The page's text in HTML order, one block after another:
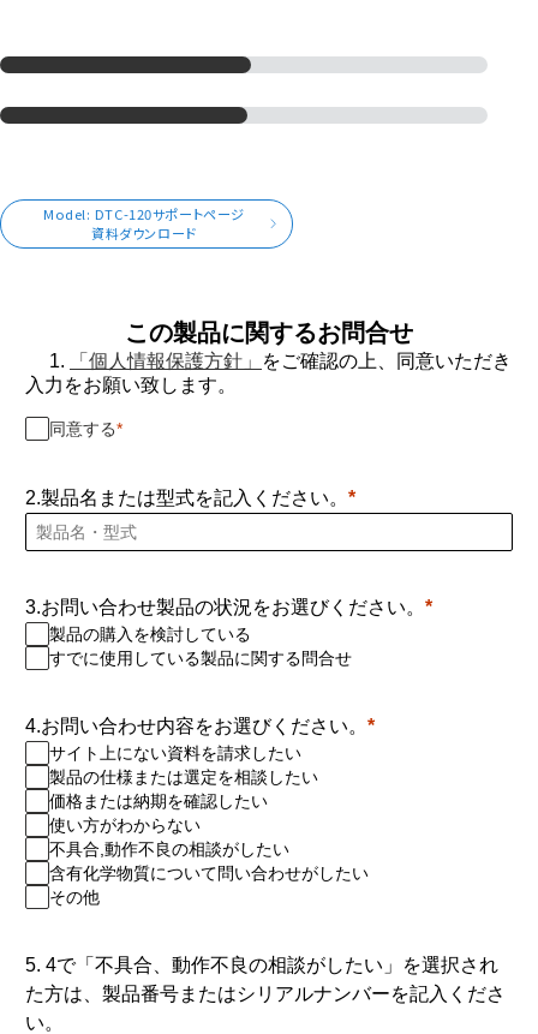
Model: DTC-120サポートページ
資料ダウンロード
この製品に関するお問合せ
1. 「個人情報保護方針」
をご確認の上、同意いただき
入力をお願い致します。
同意する
2.製品名または型式を記入ください。
3.お問い合わせ製品の状況をお選びください。
製品の購入を検討している
すでに使用している製品に関する問合せ
4.お問い合わせ内容をお選びください。
サイト上にない資料を請求したい
製品の仕様または選定を相談したい
価格または納期を確認したい
使い方がわからない
不具合,動作不良の相談がしたい
含有化学物質について問い合わせがしたい
その他
5. 4で「不具合、動作不良の相談がしたい」を選択され
た方は、製品番号またはシリアルナンバーを記入くださ
い。